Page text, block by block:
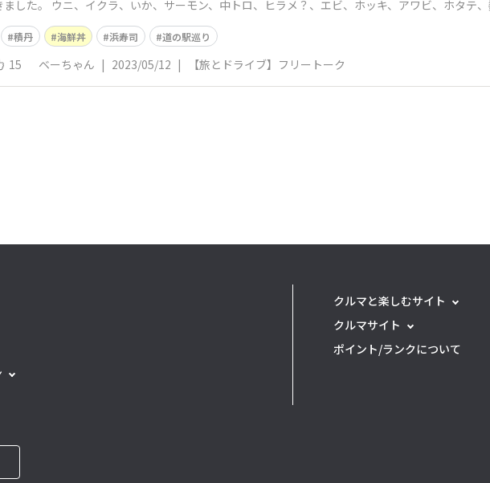
した。 ウニ、イクラ、いか、サーモン、中トロ、ヒラメ？、エビ、ホッキ、アワビ、ホタテ
積丹 海鮮丼 浜寿司 道の駅巡り
15 ベーちゃん | 2023/05/12 | 【旅とドライブ】フリートーク
クルマと楽しむサイト
クルマサイト
ポイント/ランクについて